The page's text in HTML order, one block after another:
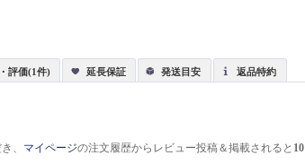
評価(1件) 延長保証 発送目安 返品特約
、 マイページの注文履歴からレビュー投稿＆掲載されると